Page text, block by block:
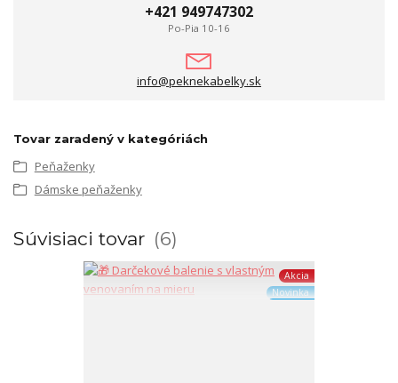
+421 949747302
Po-Pia 10-16
info@peknekabelky.sk
Tovar zaradený v kategóriách
Peňaženky
Dámske peňaženky
Súvisiaci tovar 6
Akcia
Novinka